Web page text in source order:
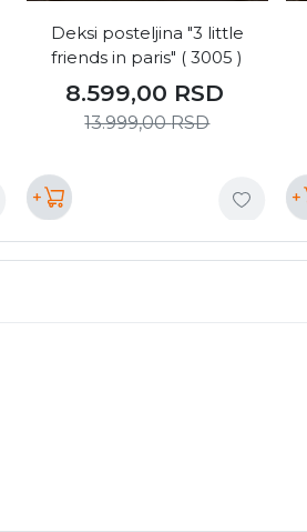
Deksi posteljina "3 little
friends in paris" ( 3005 )
8.599,00 RSD
13.999,00RSD
+ +